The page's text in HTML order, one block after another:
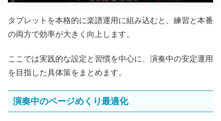
タブレットを本格的に楽譜運用に組み込むと、練習と本番
の両方で効率が大きく向上します。
ここでは実践的な設定と習慣を中心に、演奏中の安定運用
を目指した具体策をまとめます。
演奏中のページめくり最適化